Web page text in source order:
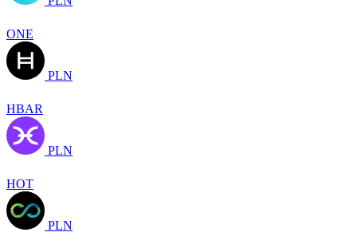
ONE
PLN
HBAR
PLN
HOT
PLN